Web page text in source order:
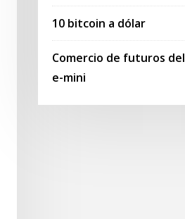
10 bitcoin a dólar
Comercio de futuros
e-mini